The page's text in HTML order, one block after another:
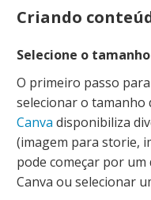
Criando
Selecione o
O primeiro passo
selecionar o tamanho
Canva disponibiliza
(imagem para storie,
pode começar por
Canva ou selecionar